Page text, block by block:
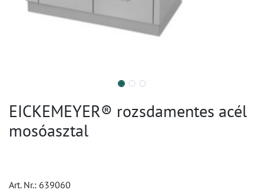
EICKEMEYER® rozsdamentes acél
mosóasztal
Art. Nr.: 639060